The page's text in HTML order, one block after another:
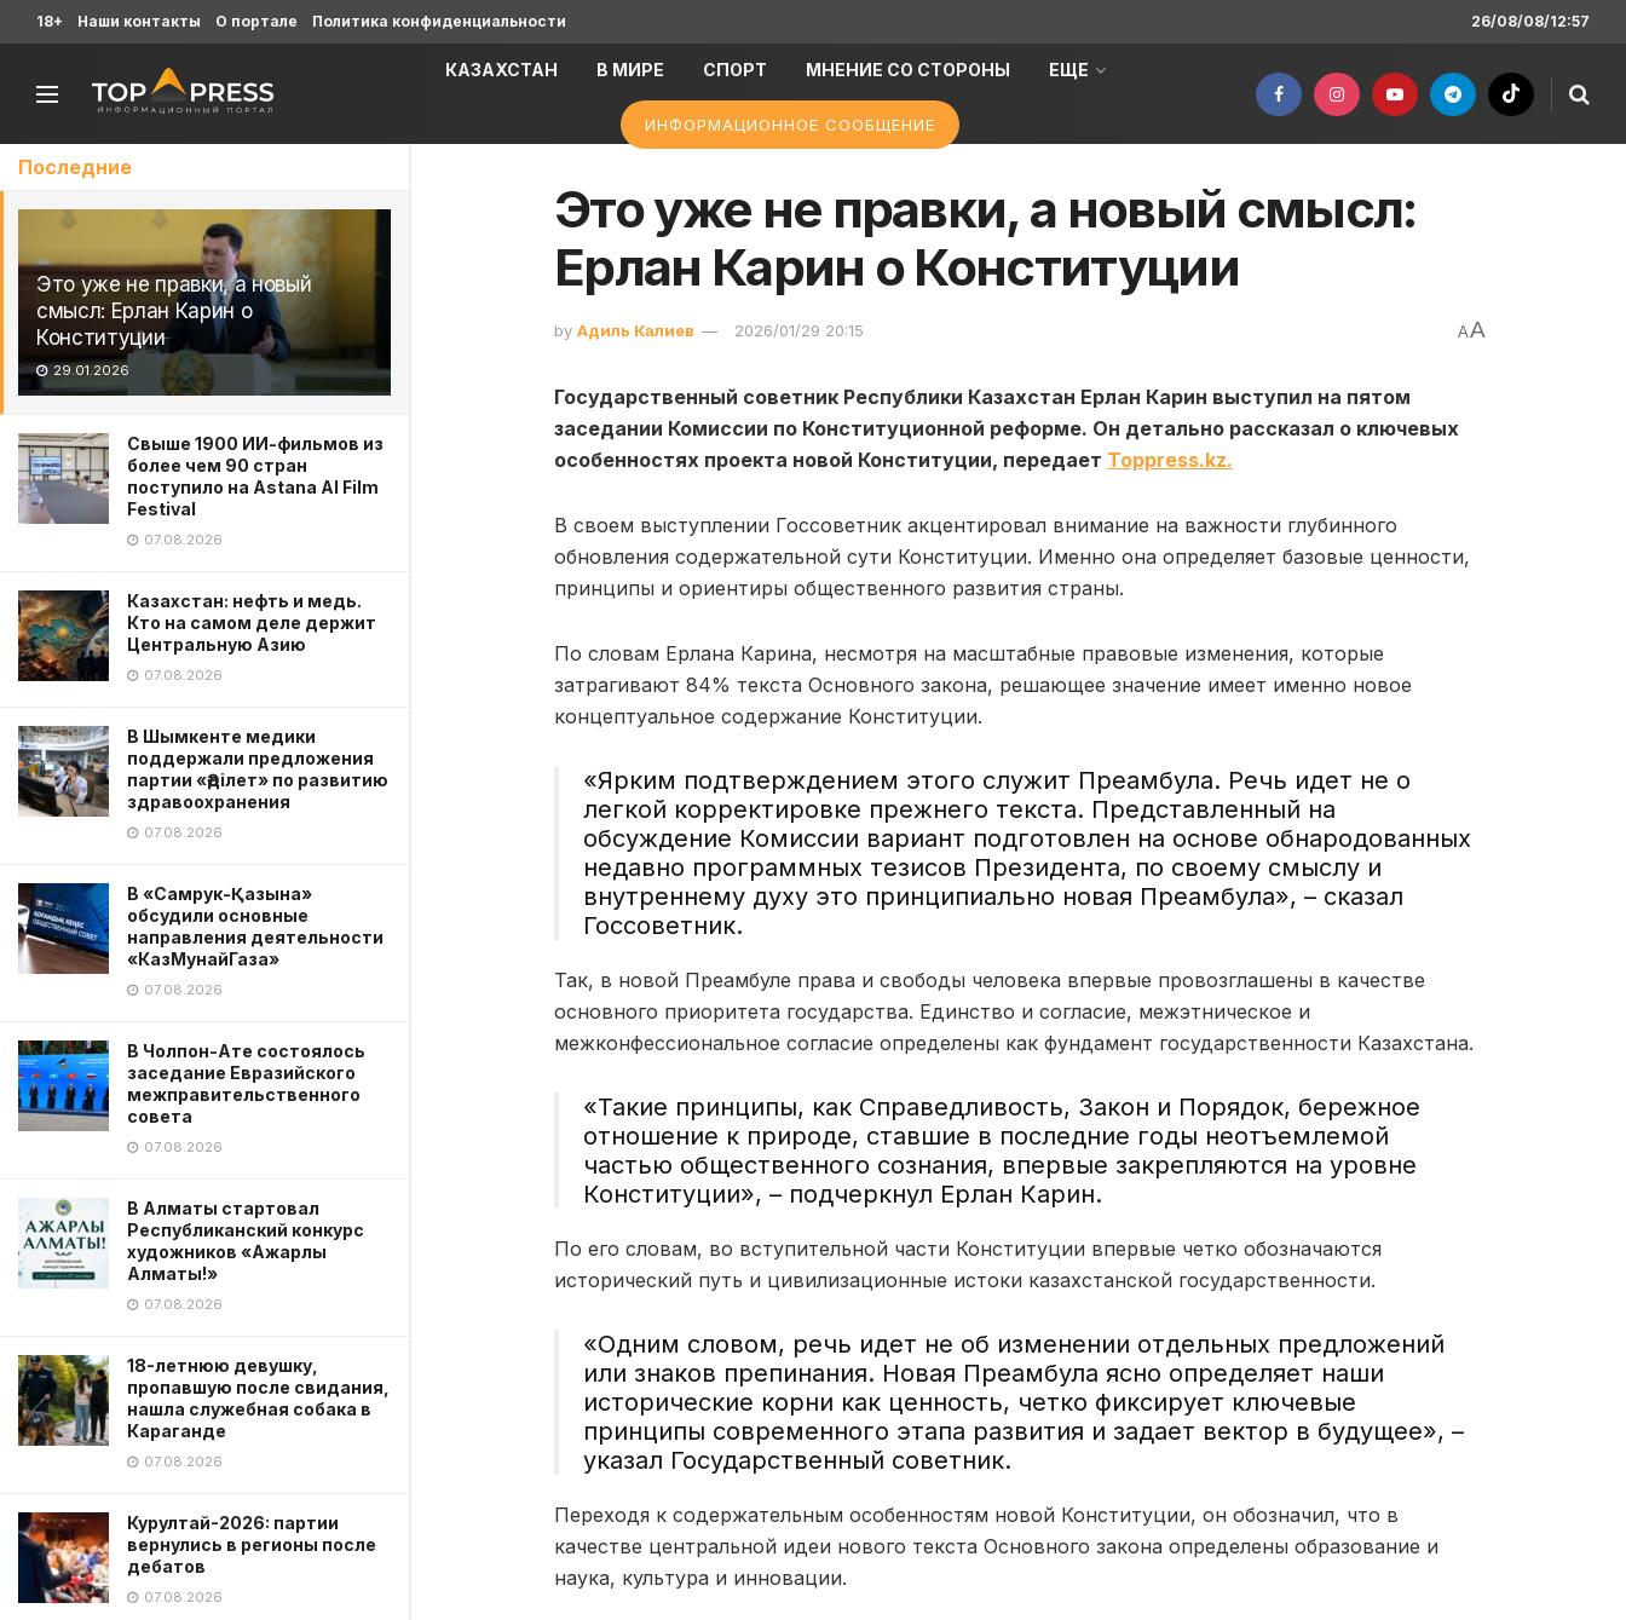
Последние
Это уже не правки, а новый
смысл: Ерлан Карин о
Конституции
29.01.2026
Свыше 1900 ИИ-фильмов из
более чем 90 стран
поступило на Astana AI Film
Festival
07.08.2026
Казахстан: нефть и медь.
Кто на самом деле держит
Центральную Азию
07.08.2026
В Шымкенте медики
поддержали предложения
партии «Әділет» по развитию
здравоохранения
07.08.2026
В «Самрук-Қазына»
обсудили основные
направления деятельности
«КазМунайГаза»
07.08.2026
В Чолпон-Ате состоялось
заседание Евразийского
межправительственного
совета
07.08.2026
В Алматы стартовал
Республиканский конкурс
художников «Ажарлы
Алматы!»
07.08.2026
18-летнюю девушку,
пропавшую после свидания,
нашла служебная собака в
Караганде
07.08.2026
Курултай-2026: партии
вернулись в регионы после
дебатов
07.08.2026
18+ Наши контакты О портале Политика конфиденциальности 26/08/08/12:57
КАЗАХСТАН В МИРЕ СПОРТ МНЕНИЕ СО СТОРОНЫ ЕЩЕ
ИНФОРМАЦИОННОЕ СООБЩЕНИЕ
Это уже не правки, а новый смысл:
Ерлан Карин о Конституции
by Адиль Калиев 2026/01/29 20:15 AA
Государственный советник Республики Казахстан Ерлан Карин выступил на пятом
заседании Комиссии по Конституционной реформе. Он детально рассказал о ключевых
особенностях проекта новой Конституции, передает Toppress.kz.
В своем выступлении Госсоветник акцентировал внимание на важности глубинного
обновления содержательной сути Конституции. Именно она определяет базовые ценности,
принципы и ориентиры общественного развития страны.
По словам Ерлана Карина, несмотря на масштабные правовые изменения, которые
затрагивают 84% текста Основного закона, решающее значение имеет именно новое
концептуальное содержание Конституции.
«Ярким подтверждением этого служит Преамбула. Речь идет не о
легкой корректировке прежнего текста. Представленный на
обсуждение Комиссии вариант подготовлен на основе обнародованных
недавно программных тезисов Президента, по своему смыслу и
внутреннему духу это принципиально новая Преамбула», – сказал
Госсоветник.
Так, в новой Преамбуле права и свободы человека впервые провозглашены в качестве
основного приоритета государства. Единство и согласие, межэтническое и
межконфессиональное согласие определены как фундамент государственности Казахстана.
«Такие принципы, как Справедливость, Закон и Порядок, бережное
отношение к природе, ставшие в последние годы неотъемлемой
частью общественного сознания, впервые закрепляются на уровне
Конституции», – подчеркнул Ерлан Карин.
По его словам, во вступительной части Конституции впервые четко обозначаются
исторический путь и цивилизационные истоки казахстанской государственности.
«Одним словом, речь идет не об изменении отдельных предложений
или знаков препинания. Новая Преамбула ясно определяет наши
исторические корни как ценность, четко фиксирует ключевые
принципы современного этапа развития и задает вектор в будущее», –
указал Государственный советник.
Переходя к содержательным особенностям новой Конституции, он обозначил, что в
качестве центральной идеи нового текста Основного закона определены образование и
наука, культура и инновации.